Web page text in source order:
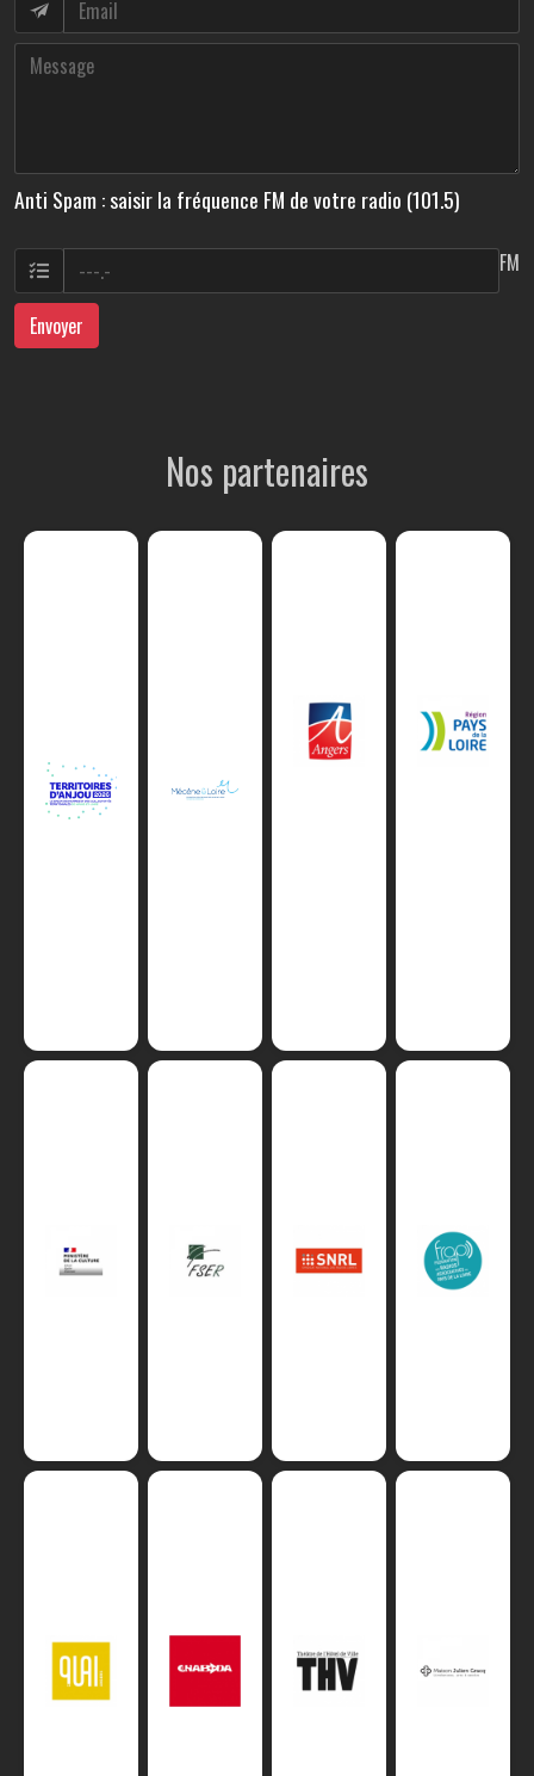
Anti Spam : saisir la fréquence FM de votre radio (101.5)
FM
Envoyer
Nos partenaires